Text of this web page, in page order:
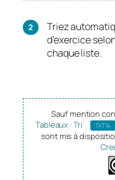
Triez
d’exercice
chaque liste.
Sauf mention
Tableaux : Tri
TXT14
sont mis à